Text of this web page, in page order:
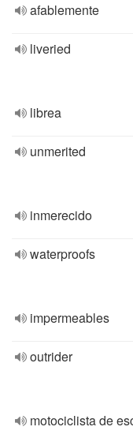
afablemente
liveried
librea
unmerited
inmerecido
waterproofs
impermeables
outrider
motociclista de